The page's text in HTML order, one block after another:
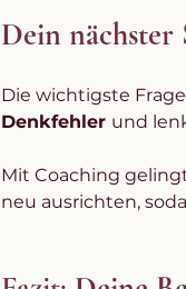
Dein
Die wichtigste
Denkfehler und
Mit Coaching
neu ausrichten,